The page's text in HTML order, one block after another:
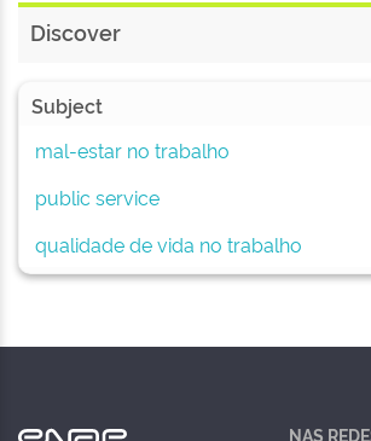
Discover
Subject
mal-estar no trabalho
public service
qualidade de vida no trabalho
NAS